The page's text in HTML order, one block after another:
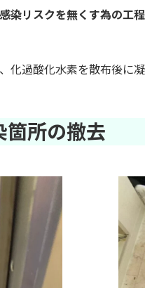
染リスクを無くす為の工程
化過酸化水素を散布後に
箇所の撤去